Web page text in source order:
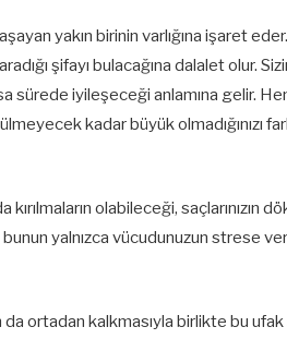
yakın birinin varlığına işaret
şifayı bulacağına dalalet olur.
sürede iyileşeceği anlamına gelir.
kadar büyük olmadığınızı
olabileceği, saçlarınızın
yalnızca vücudunuzun strese
ortadan kalkmasıyla birlikte bu ufak